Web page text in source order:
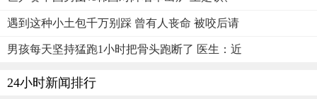
遇到这种小土包千万别踩 曾有人丧命 被咬后请
男孩每天坚持猛跑1小时把骨头跑断了 医生：近
24小时新闻排行